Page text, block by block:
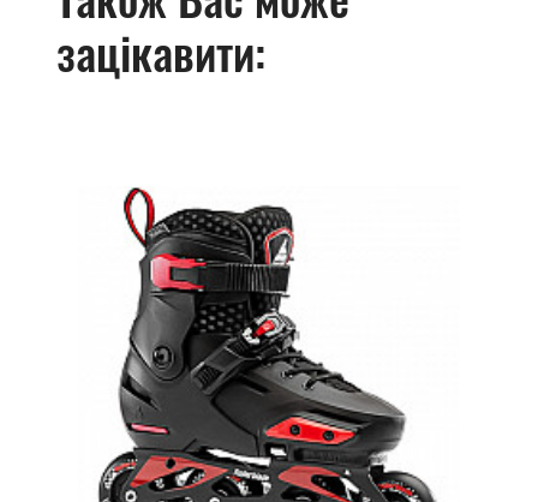
зацікавити: